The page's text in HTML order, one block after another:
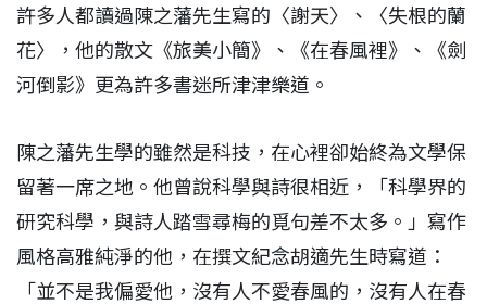
許多人都讀過陳之藩先生寫的〈謝天〉、〈失根的蘭
花〉，他的散文《旅美小簡》、《在春風裡》、《劍
河倒影》更為許多書迷所津津樂道。
陳之藩先生學的雖然是科技，在心裡卻始終為文學保
留著一席之地。他曾說科學與詩很相近，「科學界的
研究科學，與詩人踏雪尋梅的覓句差不太多。」寫作
風格高雅純淨的他，在撰文紀念胡適先生時寫道：
「並不是我偏愛他，沒有人不愛春風的，沒有人在春